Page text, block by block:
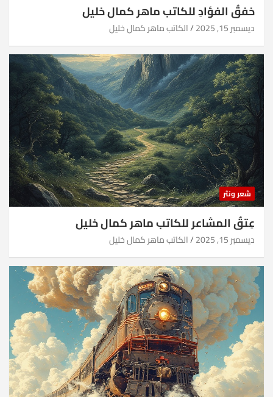
خفقُ الفؤادِ للكاتب ماهر كمال خليل
ديسمبر 15, 2025 الكاتب ماهر كمال خليل
شعر ونثر
عِتقُ المشاعر للكاتب ماهر كمال خليل
ديسمبر 15, 2025 الكاتب ماهر كمال خليل